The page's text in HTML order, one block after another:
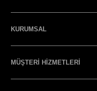
KURUMSAL
MÜŞTERİ HİZMETLERİ